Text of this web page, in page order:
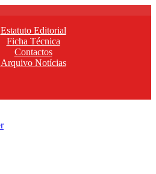
Estatuto Editorial
Ficha Técnica
Contactos
Arquivo Notícias